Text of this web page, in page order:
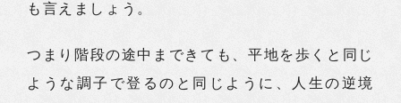
も言えましょう。
つまり階段の途中まできても、平地を歩くと同じ
ような調子で登るのと同じように、人生の逆境